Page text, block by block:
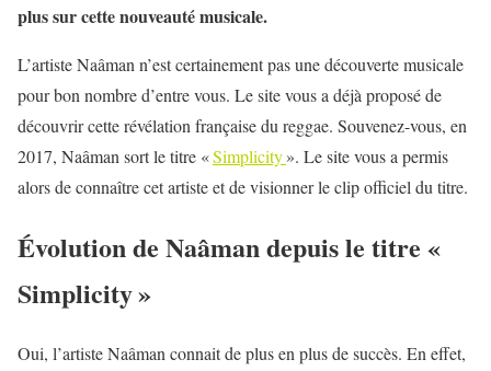
plus sur cette nouveauté musicale.
L’artiste Naâman n’est certainement pas une découverte musicale
pour bon nombre d’entre vous. Le site vous a déjà proposé de
découvrir cette révélation française du reggae. Souvenez-vous, en
2017, Naâman sort le titre «Simplicity». Le site vous a permis
alors de connaître cet artiste et de visionner le clip officiel du titre.
Évolution de Naâman depuis le titre «
Simplicity »
Oui, l’artiste Naâman connait de plus en plus de succès. En effet,